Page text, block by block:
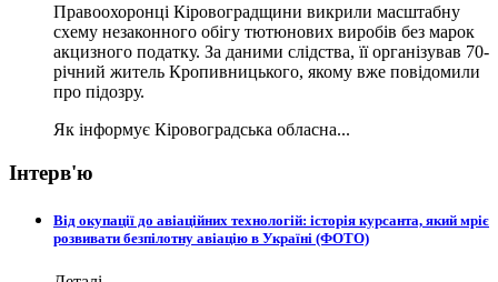
Правоохоронці Кіровоградщини викрили масштабну
схему незаконного обігу тютюнових виробів без марок
акцизного податку. За даними слідства, її організував 70-
річний житель Кропивницького, якому вже повідомили
про підозру.
Як інформує Кіровоградська обласна...
Інтерв'ю
Від окупації до авіаційних технологій: історія курсанта, який мріє
розвивати безпілотну авіацію в Україні (ФОТО)